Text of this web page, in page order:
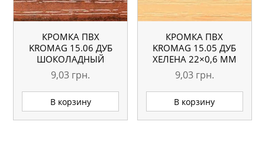
КРОМКА ПВХ
KROMAG 15.06 ДУБ
ШОКОЛАДНЫЙ
22×0,6 ММ
9,03 грн.
В корзину
КРОМКА ПВХ
KROMAG 15.05 ДУБ
ХЕЛЕНА 22×0,6 ММ
9,03 грн.
В корзину